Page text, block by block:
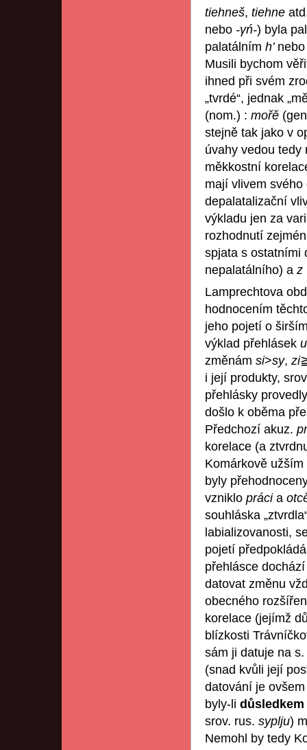
tiehneš, tiehne
nebo -γń-) byla
palatálním h’
Musili bychom
ihned při svém
„tvrdé“, jednak
(nom.) : mořě
stejně tak jako v
úvahy vedou tedy
měkkostní
mají vlivem
depalatalizační
výkladu jen za
rozhodnutí
spjata s ostatními
nepalatálního) a z
Lamprechtova
hodnocením
jeho pojetí o
výklad přehlásek u
změnám si>sy, zi
i její produkty,
přehlásky
došlo k oběma
Předchozí akuz.
korelace (a
Komárkově
byly
vzniklo práci a
souhláska
labializovanosti,
pojetí
přehlásce
datovat změnu
obecného
korelace (jejímž
blízkosti
sám ji datuje na
(snad kvůli její
datování je
byly-li důsledkem
srov. rus. syplju)
Nemohl by tedy